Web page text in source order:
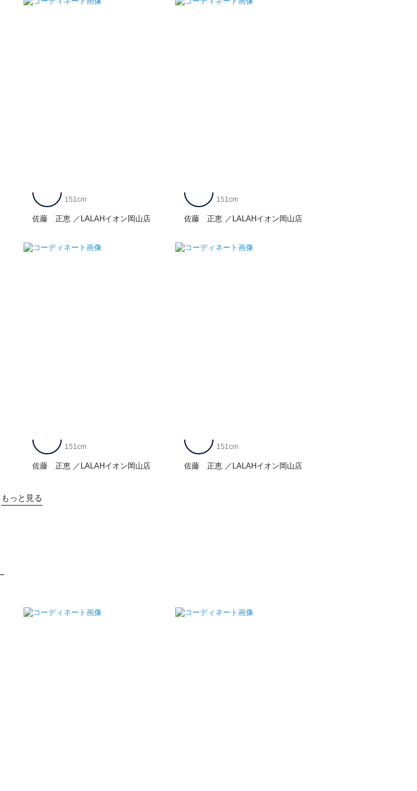
佐藤 正恵 LALAHイオン岡山店
151cm
佐藤 正恵 LALAHイオン岡山店
151cm
佐藤 正恵 LALAHイオン岡山店
151cm
佐藤 正恵 LALAHイオン岡山店
151cm
もっと見る